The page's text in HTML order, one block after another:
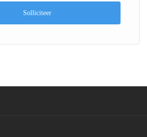
Solliciteer